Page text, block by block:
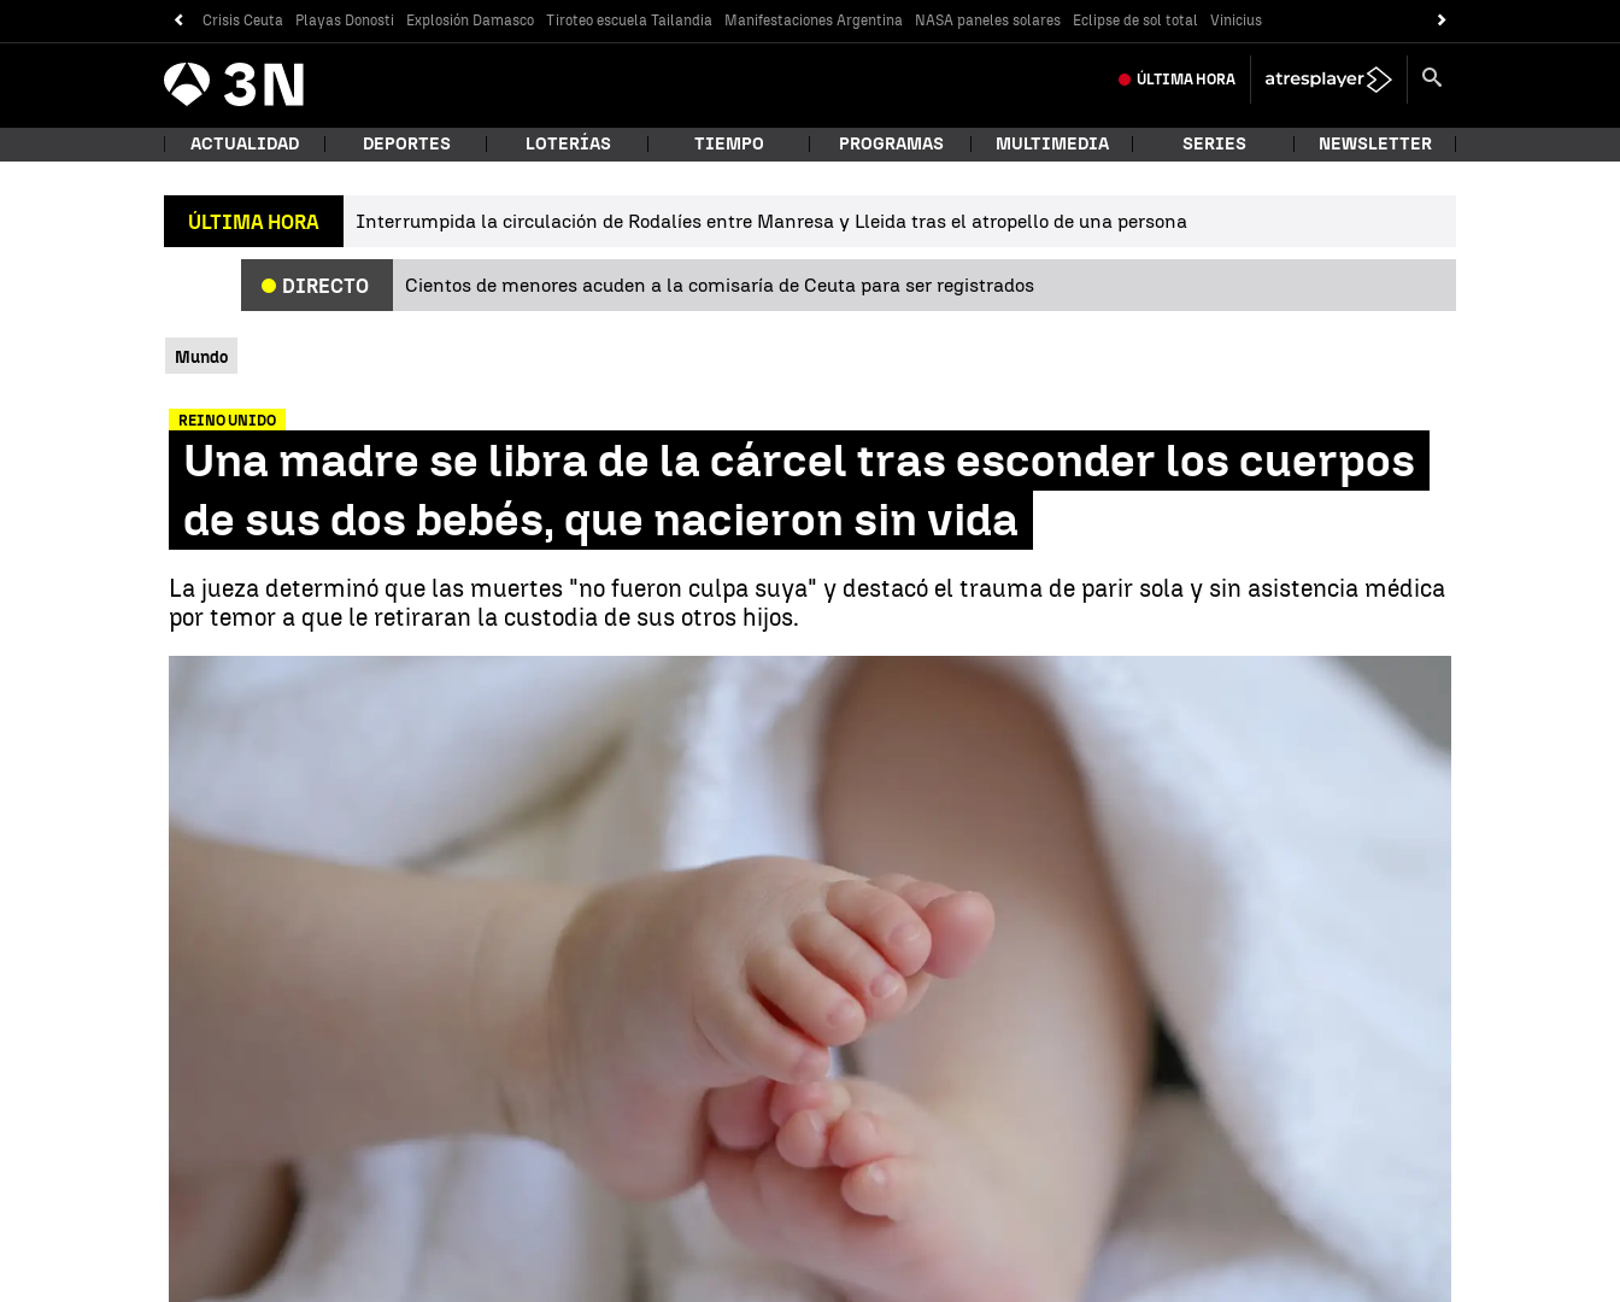
Crisis Ceuta Playas Donosti Explosión Damasco Tiroteo escuela Tailandia Manifestaciones Argentina NASA paneles solares Eclipse de sol total Vinicius
Antena
3 Noticias ÚLTIMA HORA
¿Qué estás buscando?
Buscar
ACTUALIDAD DEPORTES LOTERÍAS TIEMPO PROGRAMAS MULTIMEDIA SERIES NEWSLETTER
ÚLTIMA HORA Interrumpida la circulación de Rodalíes entre Manresa y Lleida tras el atropello de una persona
DIRECTO Cientos de menores acuden a la comisaría de Ceuta para ser registrados
Mundo
REINO UNIDO
Una madre se libra de la cárcel tras esconder los cuerpos
de sus dos bebés, que nacieron sin vida
La jueza determinó que las muertes "no fueron culpa suya" y destacó el trauma de parir sola y sin asistencia médica
por temor a que le retiraran la custodia de sus otros hijos.